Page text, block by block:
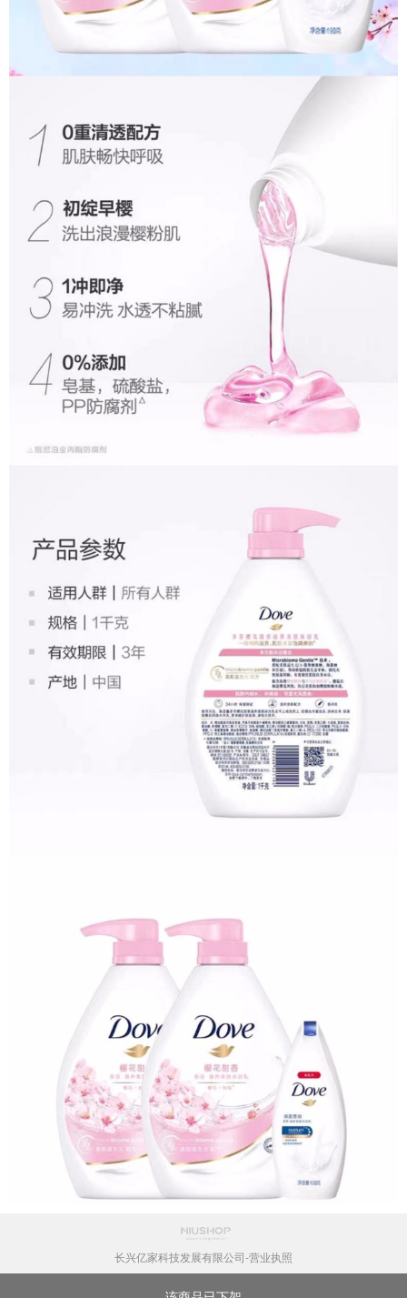
长兴亿家科技发展有限公司-营业执照